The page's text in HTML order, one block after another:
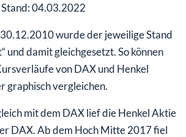
04.03.2022
wurde der jeweilige Stand
und damit gleichgesetzt. So können
von DAX und Henkel
graphisch vergleichen.
mit dem DAX lief die Henkel Aktie
DAX. Ab dem Hoch Mitte 2017 fiel